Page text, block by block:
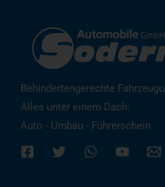
Behindertengerechte
Alles unter einem Dach:
Auto - Umbau - Führerschein